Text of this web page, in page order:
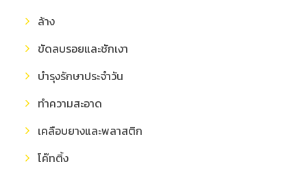
ล้าง
ขัดลบรอยและชักเงา
บำรุงรักษาประจำวัน
ทำความสะอาด
เคลือบยางและพลาสติก
โค๊ทติ้ง